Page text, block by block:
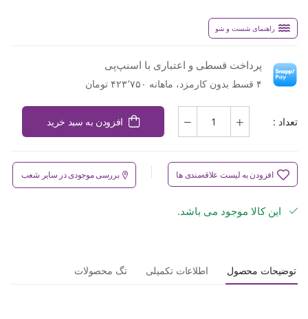
راهنمای شست و شو
پرداخت قسطی و اعتباری با اسنپ‌پی
۴ قسط بدون کارمزد، ماهانه ۴۲۳٬۷۵۰ تومان
تعداد : افزودن به سبد خرید
افزودن به لیست علاقه‌مندی ها بررسی موجودی در سایر شعب
این کالا موجود می باشد.
توضیحات محصول اطلاعات تکمیلی تگ محصولات